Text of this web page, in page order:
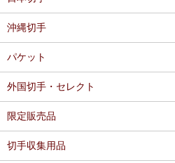
沖縄切手
パケット
外国切手・セレクト
限定販売品
切手収集用品